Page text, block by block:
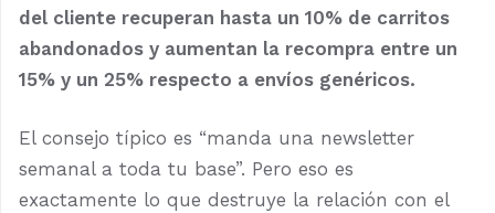
del cliente recuperan hasta un 10% de carritos
abandonados y aumentan la recompra entre un
15% y un 25% respecto a envíos genéricos.
El consejo típico es “manda una newsletter
semanal a toda tu base”. Pero eso es
exactamente lo que destruye la relación con el